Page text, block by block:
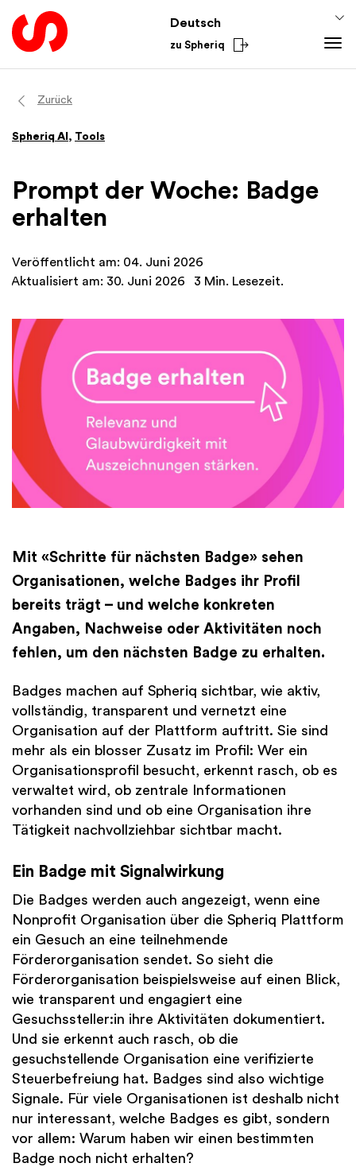
Deutsch
zu Spheriq
Verzeichnis
Recherche
Spenden-Tools
Fundraising-Tipps
Förderwissen
Finanzen
Academy
Aus dem Sektor
National
International
Zurück
Spheriq AI , Tools
Prompt der Woche: Badge
erhalten
Veröffentlicht am: 04. Juni 2026
Aktualisiert am: 30. Juni 2026
3 Min. Lesezeit.
Mit «Schritte für nächsten Badge» sehen
Organisationen, welche Badges ihr Profil
bereits trägt – und welche konkreten
Angaben, Nachweise oder Aktivitäten noch
fehlen, um den nächsten Badge zu erhalten.
Badges machen auf Spheriq sichtbar, wie aktiv,
vollständig, transparent und vernetzt eine
Organisation auf der Plattform auftritt. Sie sind
mehr als ein blosser Zusatz im Profil: Wer ein
Organisationsprofil besucht, erkennt rasch, ob es
verwaltet wird, ob zentrale Informationen
vorhanden sind und ob eine Organisation ihre
Tätigkeit nachvollziehbar sichtbar macht.
Ein Badge mit Signalwirkung
Die Badges werden auch angezeigt, wenn eine
Nonprofit Organisation über die Spheriq Plattform
ein Gesuch an eine teilnehmende
Förderorganisation sendet. So sieht die
Förderorganisation beispielsweise auf einen Blick,
wie transparent und engagiert eine
Gesuchssteller:in ihre Aktivitäten dokumentiert.
Und sie erkennt auch rasch, ob die
gesuchstellende Organisation eine verifizierte
Steuerbefreiung hat. Badges sind also wichtige
Signale. Für viele Organisationen ist deshalb nicht
nur interessant, welche Badges es gibt, sondern
vor allem: Warum haben wir einen bestimmten
Badge noch nicht erhalten?